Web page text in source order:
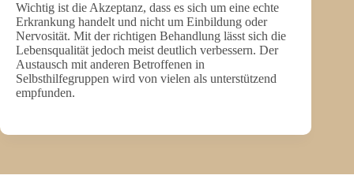
Wichtig ist die Akzeptanz, dass es sich um eine echte
Erkrankung handelt und nicht um Einbildung oder
Nervosität. Mit der richtigen Behandlung lässt sich die
Lebensqualität jedoch meist deutlich verbessern. Der
Austausch mit anderen Betroffenen in
Selbsthilfegruppen wird von vielen als unterstützend
empfunden.